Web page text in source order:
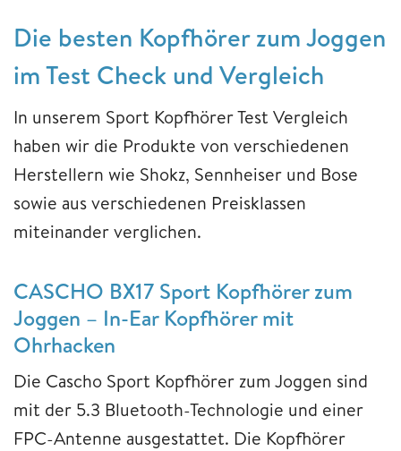
Die besten Kopfhörer zum Joggen
im Test Check und Vergleich
In unserem Sport Kopfhörer Test Vergleich
haben wir die Produkte von verschiedenen
Herstellern wie Shokz, Sennheiser und Bose
sowie aus verschiedenen Preisklassen
miteinander verglichen.
CASCHO BX17 Sport Kopfhörer zum
Joggen – In-Ear Kopfhörer mit
Ohrhacken
Die Cascho Sport Kopfhörer zum Joggen sind
mit der 5.3 Bluetooth-Technologie und einer
FPC-Antenne ausgestattet. Die Kopfhörer